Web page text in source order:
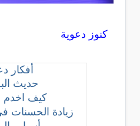
كنوز دعوية
أفكار
حديث
كيف اخدم
زيادة الحسنات